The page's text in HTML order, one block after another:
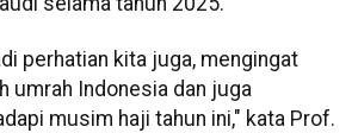
perhatian kita juga, mengingat
umrah Indonesia dan juga
musim haji tahun ini," kata Prof.